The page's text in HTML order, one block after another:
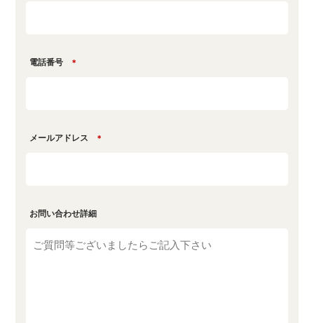
電話番号 ＊
メールアドレス ＊
お問い合わせ詳細